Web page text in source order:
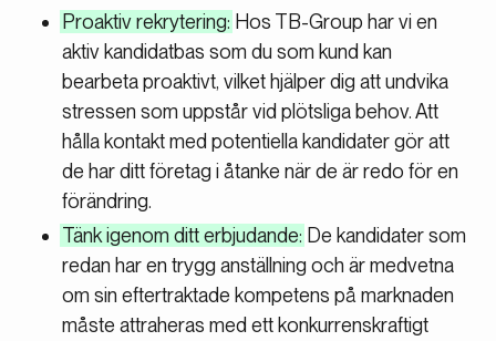
Proaktiv rekrytering: Hos TB-Group har vi en
aktiv kandidatbas som du som kund kan
bearbeta proaktivt, vilket hjälper dig att undvika
stressen som uppstår vid plötsliga behov. Att
hålla kontakt med potentiella kandidater gör att
de har ditt företag i åtanke när de är redo för en
förändring.
Tänk igenom ditt erbjudande: De kandidater som
redan har en trygg anställning och är medvetna
om sin eftertraktade kompetens på marknaden
måste attraheras med ett konkurrenskraftigt